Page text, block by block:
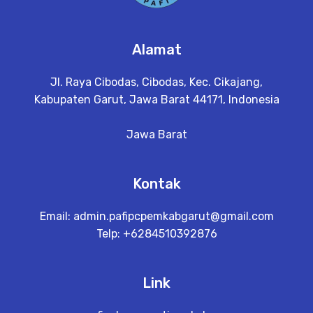
Alamat
Jl. Raya Cibodas, Cibodas, Kec. Cikajang,
Kabupaten Garut, Jawa Barat 44171, Indonesia
Jawa Barat
Kontak
Email: admin.pafipcpemkabgarut@gmail.com
Telp: +6284510392876
Link